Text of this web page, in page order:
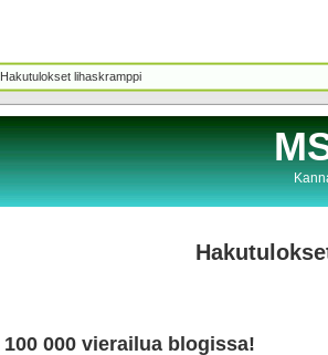
Hakutulokset lihaskramppi
100 000 vierailua blogissa!